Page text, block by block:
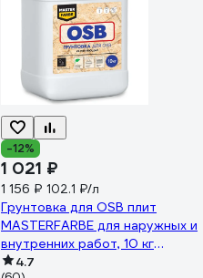
-12%
1 021 ₽
1 156 ₽ 102.1 ₽/л
Грунтовка для OSB плит
MASTERFARBE для наружных и
внутренних работ, 10 кг
4631168416585
4.7